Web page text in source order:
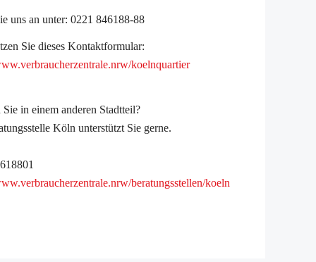
uns an unter: 0221 846188-88
Sie dieses Kontaktformular:
koelnquartier
Sie in einem anderen Stadtteil?
Köln unterstützt Sie gerne.
beratungsstellen/koeln